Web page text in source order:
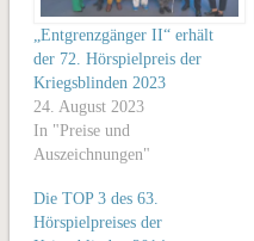
„Entgrenzgänger II“ erhält
der 72. Hörspielpreis der
Kriegsblinden 2023
24. August 2023
In "Preise und
Auszeichnungen"
Die TOP 3 des 63.
Hörspielpreises der